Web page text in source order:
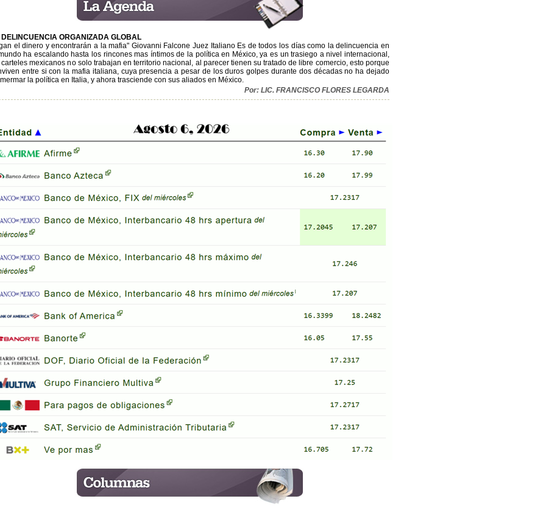
ORGANIZADA GLOBAL
el dinero y encontrarán a la mafia" Giovanni Falcone Juez Italiano Es de todos los días como la delincuencia en
ha escalando hasta los rincones mas íntimos de la política en México, ya es un trasiego a nivel internacional,
mexicanos no solo trabajan en territorio nacional, al parecer tienen su tratado de libre comercio, esto porque
entre si con la mafia italiana, cuya presencia a pesar de los duros golpes durante dos décadas no ha dejado
la política en Italia, y ahora trasciende con sus aliados en México.
Por: LIC. FRANCISCO FLORES LEGARDA